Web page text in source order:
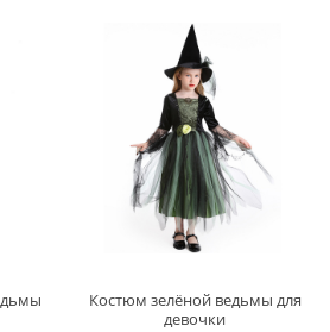
Костюм зелёной ведьмы для
девочки